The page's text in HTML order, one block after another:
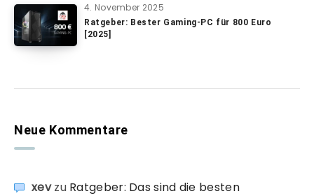
4. November 2025
Ratgeber: Bester Gaming-PC für 800 Euro
[2025]
Neue Kommentare
xevzu Ratgeber: Das sind die besten